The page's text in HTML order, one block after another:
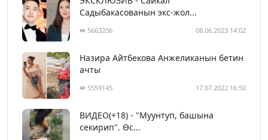
Садыбакасованын экс-жол...
5663206 08.06.2023 14:02
Назира Айтбекова Анжеликанын бетин
ачты
5559145 17.07.2022 16:50
ВИДЕО(+18) - "Муунтуп, башына
секирип". Өс...